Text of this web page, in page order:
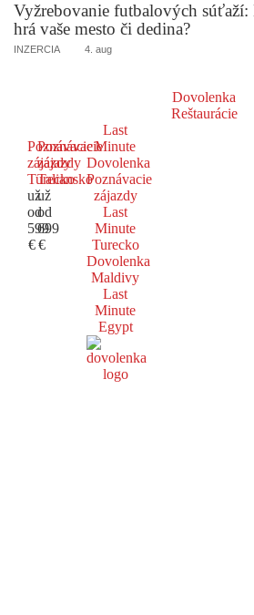
Vyžrebovanie futbalových súťaží:
hrá vaše mesto či dedina?
INZERCIA 4. aug
Dovolenka
Reštaurácie
Poznávacie
zájazdy
Turecko
už
od
599
€
Poznávacie
zájazdy
Taliansko
už
od
699
€
Last
Minute
Dovolenka
Poznávacie
zájazdy
Last
Minute
Turecko
Dovolenka
Maldivy
Last
Minute
Egypt